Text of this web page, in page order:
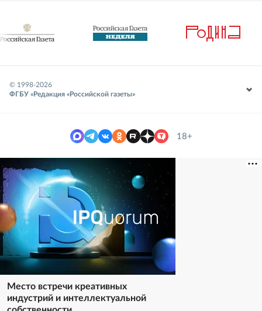
© 1998-2026
ФГБУ «Редакция «Российской газеты»
18+
Место встречи креативных
индустрий и интеллектуальной